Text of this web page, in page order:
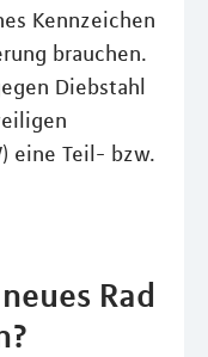
Kennzeichen
brauchen.
Diebstahl
eine Teil- bzw.
Rad